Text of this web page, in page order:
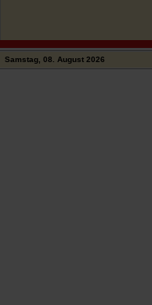
Samstag, 08. August 2026